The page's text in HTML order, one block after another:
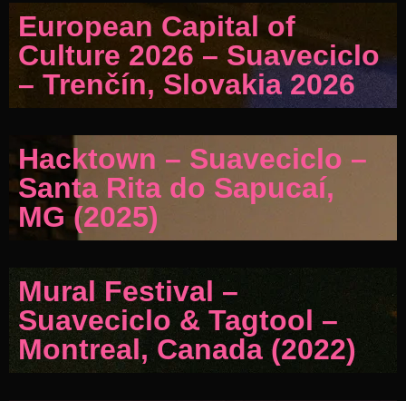
European Capital of
Culture 2026 – Suaveciclo
– Trenčín, Slovakia 2026
Hacktown – Suaveciclo –
Santa Rita do Sapucaí,
MG (2025)
Mural Festival –
Suaveciclo & Tagtool –
Montreal, Canada (2022)